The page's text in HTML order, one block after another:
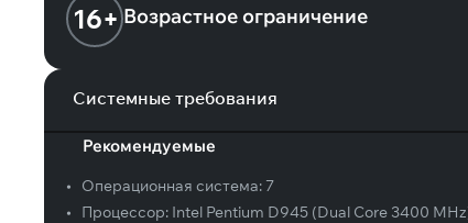
16+ Возрастное ограничение
Системные требования
Рекомендуемые
• Операционная система: 7
•
Процессор: Intel Pentium D945 (Dual Core 3400